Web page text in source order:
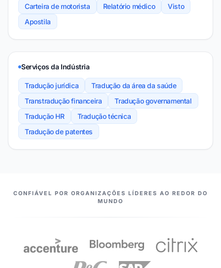
Carteira de motorista
Relatório médico
Visto
Apostila
Serviços da Indústria
Tradução jurídica
Tradução da área da saúde
Transtradução financeira
Tradução governamental
Tradução HR
Tradução técnica
Tradução de patentes
NOSSOS PARCEIROS
CONFIÁVEL POR ORGANIZAÇÕES LÍDERES AO REDOR DO
MUNDO